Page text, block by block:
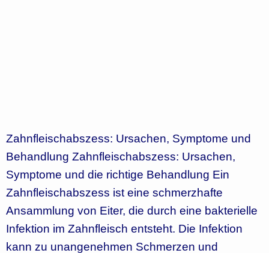
Zahnfleischabszess: Ursachen, Symptome und
Behandlung Zahnfleischabszess: Ursachen,
Symptome und die richtige Behandlung Ein
Zahnfleischabszess ist eine schmerzhafte
Ansammlung von Eiter, die durch eine bakterielle
Infektion im Zahnfleisch entsteht. Die Infektion
kann zu unangenehmen Schmerzen und